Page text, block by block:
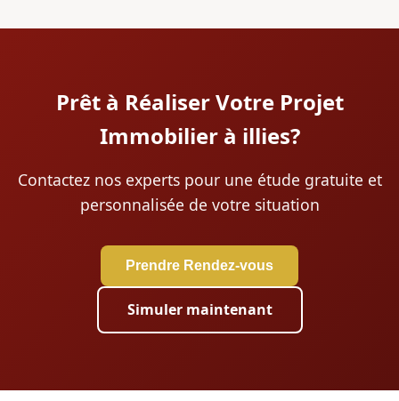
Prêt à Réaliser Votre Projet
Immobilier à illies?
Contactez nos experts pour une étude gratuite et
personnalisée de votre situation
Prendre Rendez-vous
Simuler maintenant